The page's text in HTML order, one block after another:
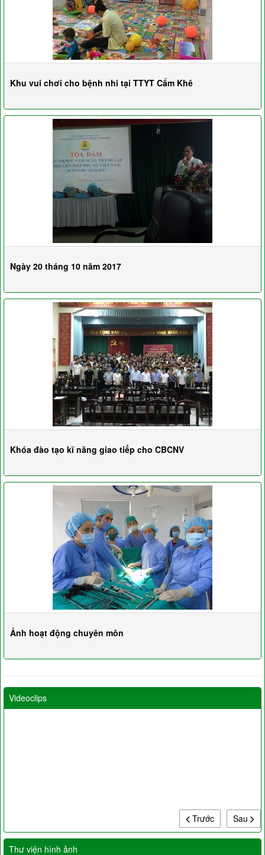
Khu vui chơi cho bệnh nhi tại TTYT Cẩm Khê
Ngày 20 tháng 10 năm 2017
Khóa đào tạo kĩ năng giao tiếp cho CBCNV
Ảnh hoạt động chuyên môn
Videoclips
Sau
Trước
Thư viện hình ảnh